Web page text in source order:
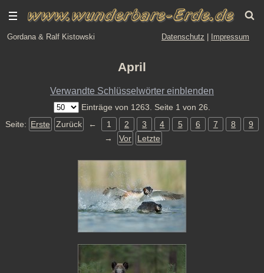
Gordana & Ralf Kistowski Datenschutz Impressum
April
Verwandte Schlüsselwörter einblenden
Einträge von 1263. Seite 1 von 26.
Seite: Erste Zurück ← 1 2 3 4 5 6 7 8
9
→
Vor Letzte